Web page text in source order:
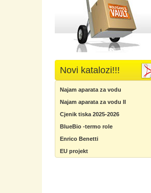
Novi katalozi!!!
Najam aparata za vodu
Najam aparata za vodu II
Cjenik tiska 2025-2026
BlueBio -termo role
Enrico Benetti
EU projekt